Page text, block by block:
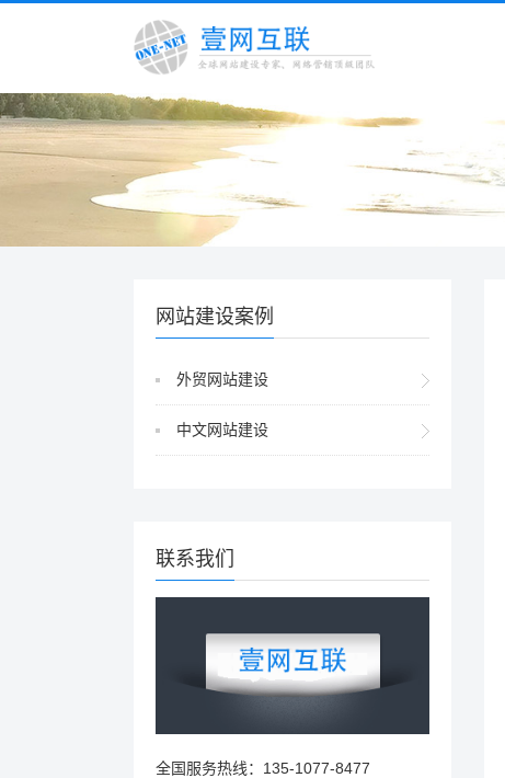
网站建设案例
外贸网站建设
中文网站建设
联系我们
全国服务热线：135-1077-8477